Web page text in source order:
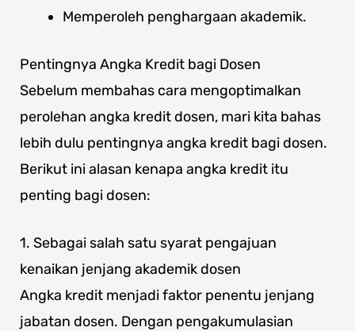
Memperoleh penghargaan akademik.
Pentingnya Angka Kredit bagi Dosen
Sebelum membahas cara mengoptimalkan
perolehan angka kredit dosen, mari kita bahas
lebih dulu pentingnya angka kredit bagi dosen.
Berikut ini alasan kenapa angka kredit itu
penting bagi dosen:
1. Sebagai salah satu syarat pengajuan
kenaikan jenjang akademik dosen
Angka kredit menjadi faktor penentu jenjang
jabatan dosen. Dengan pengakumulasian